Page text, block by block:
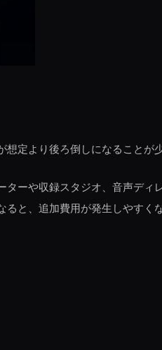
定より後ろ倒しになることが
ーや収録スタジオ、音声デ
と、追加費用が発生しやすくな